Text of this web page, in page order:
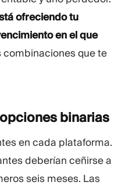
ofreciendo tu
en el que
combinaciones que te
binarias
en cada plataforma.
deberían ceñirse a
seis meses. Las